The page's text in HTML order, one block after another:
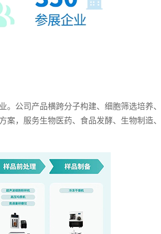
公司产品横跨分子构建、细胞筛选培养、
，服务生物医药、食品发酵、生物制造、